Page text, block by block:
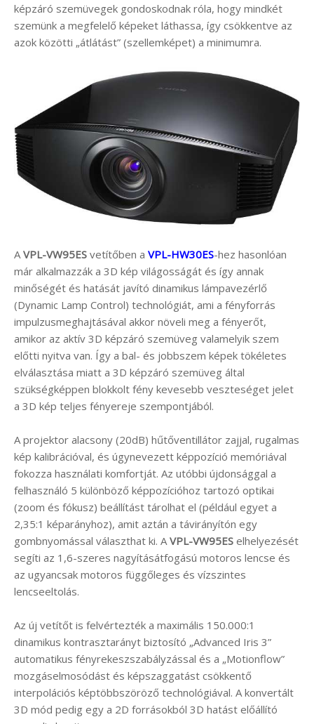
képzáró szemüvegek gondoskodnak róla, hogy mindkét
szemünk a megfelelő képeket láthassa, így csökkentve az
azok közötti „átlátást” (szellemképet) a minimumra.
AVPL-VW95ES vetítőben a VPL-HW30ES-hez hasonlóan
már alkalmazzák a 3D kép világosságát és így annak
minőségét és hatását javító dinamikus lámpavezérlő
(Dynamic Lamp Control) technológiát, ami a fényforrás
impulzusmeghajtásával akkor növeli meg a fényerőt,
amikor az aktív 3D képzáró szemüveg valamelyik szem
előtti nyitva van. Így a bal- és jobbszem képek tökéletes
elválasztása miatt a 3D képzáró szemüveg által
szükségképpen blokkolt fény kevesebb veszteséget jelet
a 3D kép teljes fényereje szempontjából.
A projektor alacsony (20dB) hűtőventillátor zajjal, rugalmas
kép kalibrációval, és úgynevezett képpozíció memóriával
fokozza használati komfortját. Az utóbbi újdonsággal a
felhasználó 5 különböző képpozícióhoz tartozó optikai
(zoom és fókusz) beállítást tárolhat el (például egyet a
2,35:1 képarányhoz), amit aztán a távirányítón egy
gombnyomással választhat ki. AVPL-VW95ES elhelyezését
segíti az 1,6-szeres nagyításátfogású motoros lencse és
az ugyancsak motoros függőleges és vízszintes
lencseeltolás.
Az új vetítőt is felvértezték a maximális 150.000:1
dinamikus kontrasztarányt biztosító „Advanced Iris 3”
automatikus fényrekeszszabályzással és a „Motionflow”
mozgáselmosódást és képszaggatást csökkentő
interpolációs képtöbbszöröző technológiával. A konvertált
3D mód pedig egy a 2D forrásokból 3D hatást előállító